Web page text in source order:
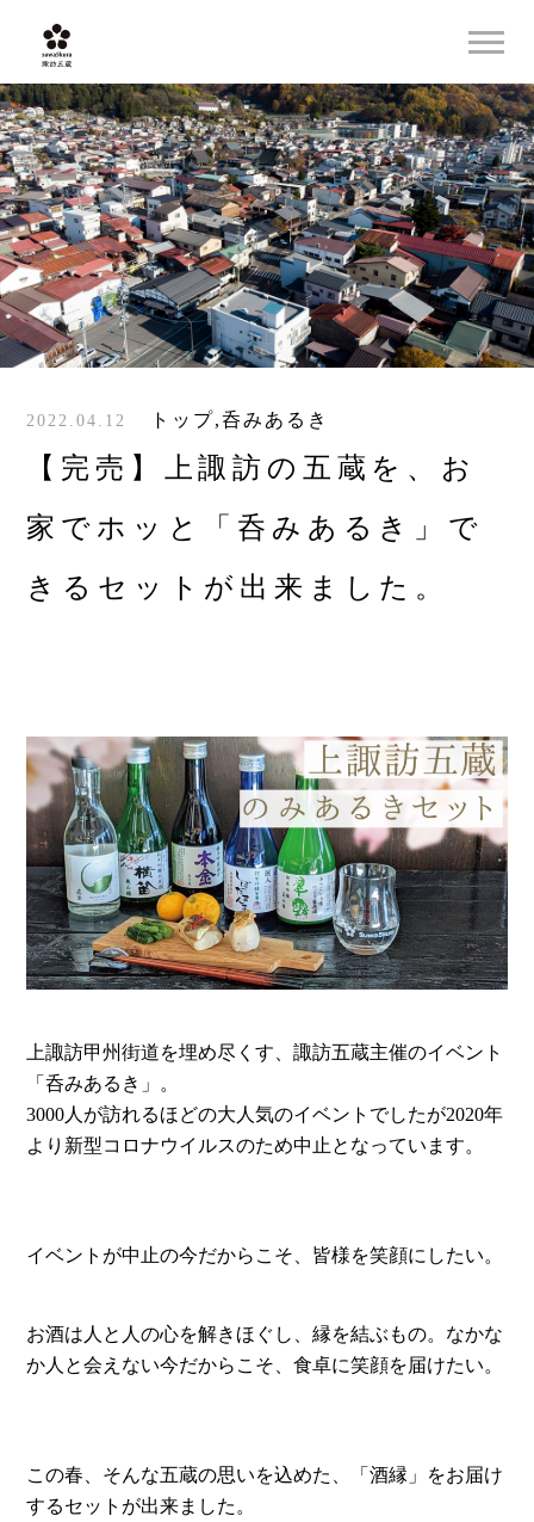
2022.04.12 トップ,呑みあるき
【完売】上諏訪の五蔵を、お
家でホッと「呑みあるき」で
きるセットが出来ました。
上諏訪甲州街道を埋め尽くす、諏訪五蔵主催のイベント
「呑みあるき」。
3000人が訪れるほどの大人気のイベントでしたが2020年
より新型コロナウイルスのため中止となっています。
イベントが中止の今だからこそ、皆様を笑顔にしたい。
お酒は人と人の心を解きほぐし、縁を結ぶもの。なかな
か人と会えない今だからこそ、食卓に笑顔を届けたい。
この春、そんな五蔵の思いを込めた、「酒縁」をお届け
するセットが出来ました。